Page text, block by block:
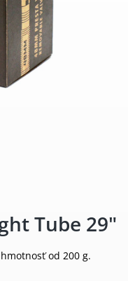
Tube 29"
od 200 g.